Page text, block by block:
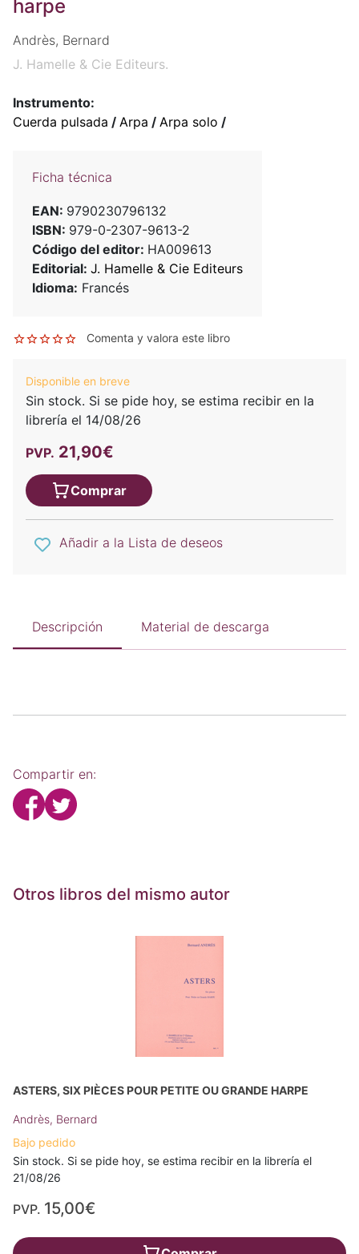
harpe
Andrès, Bernard
J. Hamelle & Cie Editeurs.
Instrumento:
Cuerda pulsada / Arpa / Arpa solo /
Ficha técnica
EAN: 9790230796132
ISBN: 979-0-2307-9613-2
Código del editor: HA009613
Editorial: J. Hamelle & Cie Editeurs
Idioma: Francés
Comenta y valora este libro
Disponible en breve
Sin stock. Si se pide hoy, se estima recibir en la
librería el 14/08/26
PVP. 21,90€
Comprar
Añadir a la Lista de deseos
Descripción Material de descarga
Compartir en:
Otros libros del mismo autor
ASTERS, SIX PIÈCES POUR PETITE OU GRANDE HARPE
Andrès, Bernard
Bajo pedido
Sin stock. Si se pide hoy, se estima recibir en la librería el
21/08/26
PVP. 15,00€